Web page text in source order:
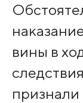
вины в